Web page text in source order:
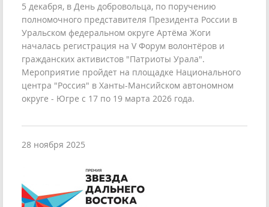
5 декабря, в День добровольца, по поручению
полномочного представителя Президента России в
Уральском федеральном округе Артёма Жоги
началась регистрация на V Форум волонтёров и
гражданских активистов "Патриоты Урала".
Мероприятие пройдет на площадке Национального
центра "Россия" в Ханты-Мансийском автономном
округе - Югре с 17 по 19 марта 2026 года.
28 ноября 2025